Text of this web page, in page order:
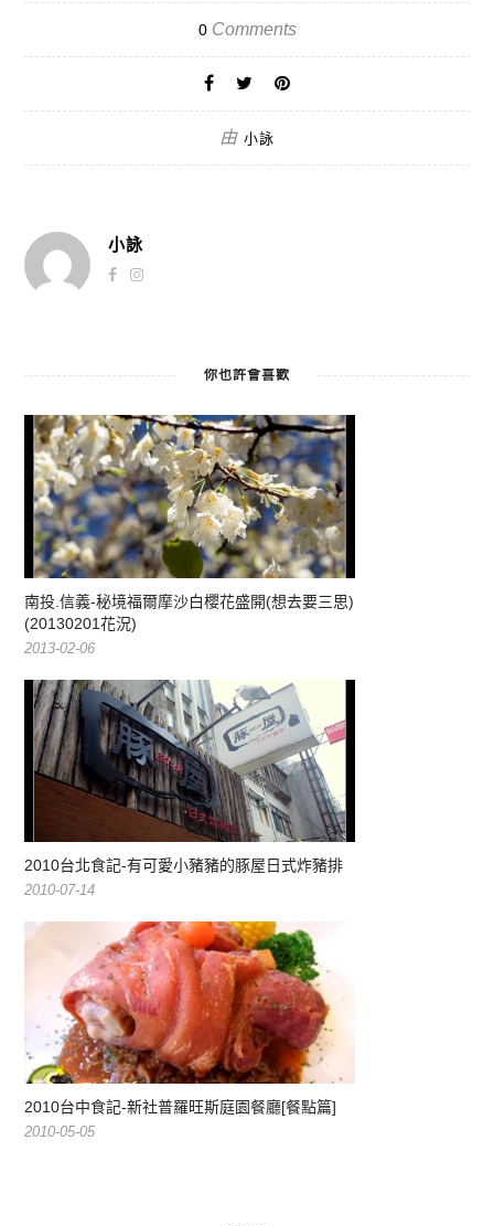
0Comments
由 小詠
小詠
你也許會喜歡
南投.信義-秘境福爾摩沙白櫻花盛開(想去要三思)
(20130201花況)
2013-02-06
2010台北食記-有可愛小豬豬的豚屋日式炸豬排
2010-07-14
2010台中食記-新社普羅旺斯庭園餐廳[餐點篇]
2010-05-05